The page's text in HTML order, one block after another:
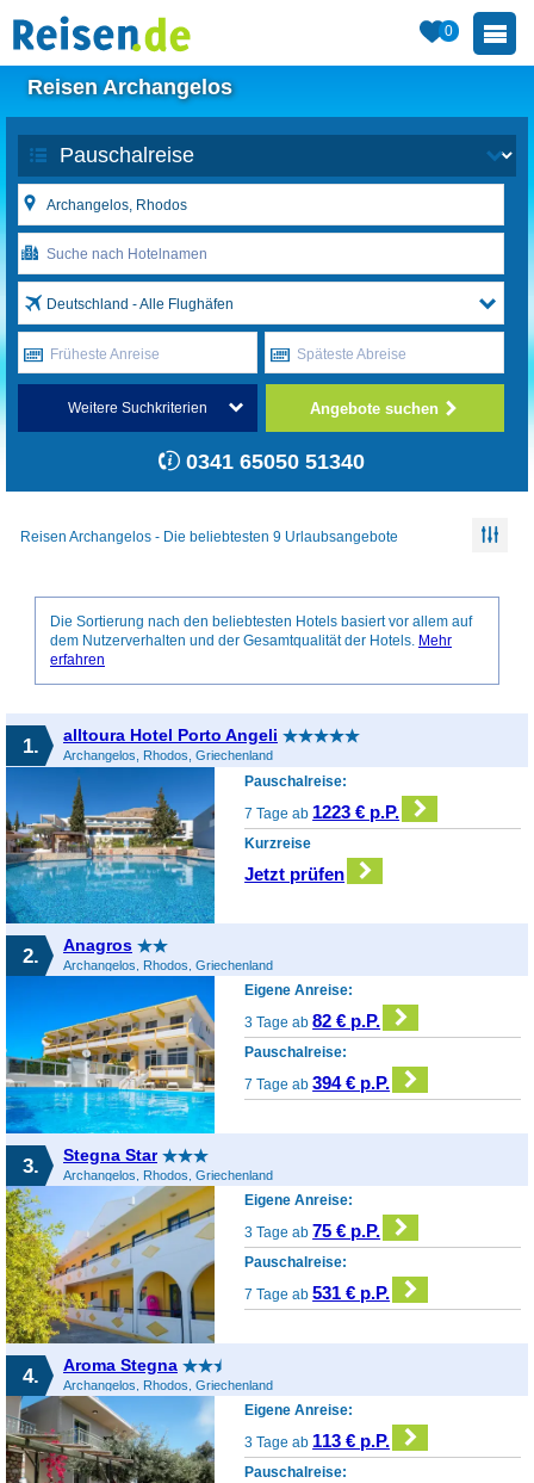
0
Reisen Archangelos
Deutschland - Alle Flughäfen
Früheste Anreise Späteste Abreise
Weitere Suchkriterien Angebote suchen
0341 65050 51340
Reisen Archangelos - Die beliebtesten 9 Urlaubsangebote
Die Sortierung nach den beliebtesten Hotels basiert vor allem auf
dem Nutzerverhalten und der Gesamtqualität der Hotels. Mehr
erfahren
1. alltoura Hotel Porto Angeli
Archangelos, Rhodos, Griechenland
Pauschalreise:
7 Tage ab 1223 € p.P.
Kurzreise
Jetzt prüfen
2. Anagros
Archangelos, Rhodos, Griechenland
Eigene Anreise:
3 Tage ab82 € p.P.
Pauschalreise:
7 Tage ab394 € p.P.
3. Stegna Star
Archangelos, Rhodos, Griechenland
Eigene Anreise:
3 Tage ab 75 € p.P.
Pauschalreise:
7 Tage ab531 € p.P.
4. Aroma Stegna
Archangelos, Rhodos, Griechenland
Eigene Anreise:
3 Tage ab 113 € p.P.
Pauschalreise: